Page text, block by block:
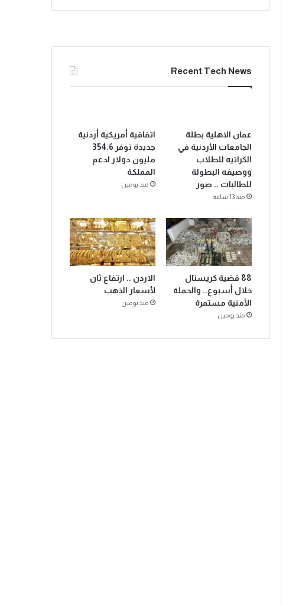
Recent Tech News
عمان الاهلية بطلة
الجامعات الأردنية في
الكراتيه للطلاب
ووصيفه البطولة
للطالبات .. صور
منذ 13 ساعة
اتفاقية أمريكية أردنية
جديدة توفر 354.6
مليون دولار لدعم
المملكة
منذ يومين
88 قضية كريستال
خلال أسبوع.. والحملة
الأمنية مستمرة
منذ يومين
الاردن .. ارتفاع ثان
لأسعار الذهب
منذ يومين